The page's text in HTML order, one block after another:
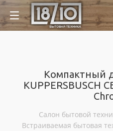
Компактный
KUPPERSBUSCH
Салон бытовой
Встраиваемая бытовая